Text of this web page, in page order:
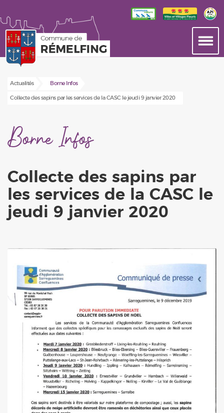
Actualités Borne Infos
Collecte des sapins par les services de la CASC le jeudi 9 janvier 2020
Borne Infos
Collecte des sapins par
les services de la CASC le
jeudi 9 janvier 2020